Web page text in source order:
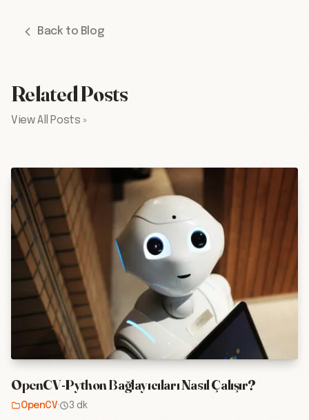
Back to Blog
Related Posts
View All Posts »
OpenCV-Python Bağlayıcıları Nasıl Çalışır?
OpenCV· 3 dk